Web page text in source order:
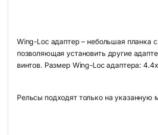
Wing-Loc адаптер – небольшая планка
позволяющая установить другие
винтов. Размер Wing-Loc адаптера:
​​​​​​​Рельсы подходят только на указанную